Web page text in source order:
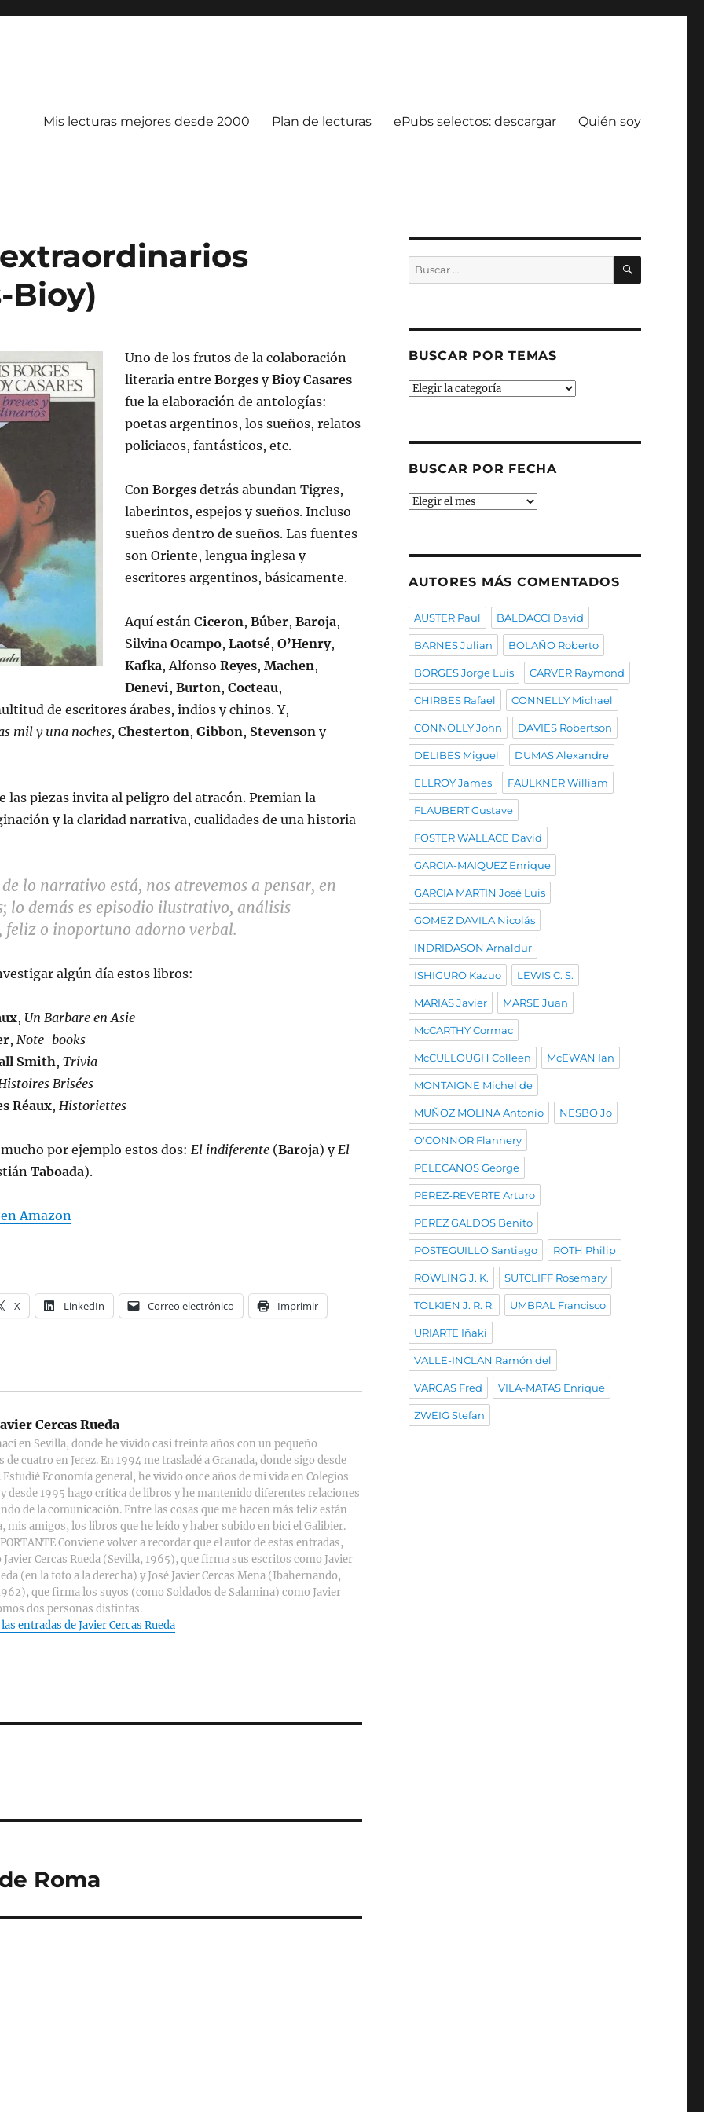
Mis lecturas mejores desde 2000 Plan de lecturas ePubs selectos: descargar Quién soy
Bioy)
Uno de los frutos de la colaboración
literaria entre BorgesyBioy Casares
fue la elaboración de antologías:
poetas argentinos, los sueños, relatos
policiacos, fantásticos, etc.
Con Borgesdetrás abundan Tigres,
laberintos, espejos y sueños. Incluso
sueños dentro de sueños. Las fuentes
son Oriente, lengua inglesa y
escritores argentinos, básicamente.
Aquí están Ciceron, Búber, Baroja,
Silvina Ocampo, Laotsé, O’Henry,
Kafka, Alfonso Reyes, Machen,
Denevi, Burton, Cocteau,
de escritores árabes, indios y chinos. Y,
mil y una noches, Chesterton, Gibbon, Stevensony
las piezas invita al peligro del atracón. Premian la
y la claridad narrativa, cualidades de una historia
lo narrativo está, nos atrevemos a pensar, en
lo demás es episodio ilustrativo, análisis
feliz o inoportuno adorno verbal.
algún día estos libros:
, Un Barbare en Asie
, Note-books
Smith, Trivia
Brisées
Réaux, Historiettes
por ejemplo estos dos: El indiferente(Baroja) yEl
Taboada).
Amazon
X LinkedIn Correo electrónico Imprimir
Cercas Rueda
en Sevilla, donde he vivido casi treinta años con un pequeño
de cuatro en Jerez. En 1994 me trasladé a Granada, donde sigo desde
Economía general, he vivido once años de mi vida en Colegios
desde 1995 hago crítica de libros y he mantenido diferentes relaciones
de la comunicación. Entre las cosas que me hacen más feliz están
mis amigos, los libros que he leído y haber subido en bici el Galibier.
Conviene volver a recordar que el autor de estas entradas,
Cercas Rueda (Sevilla, 1965), que firma sus escritos como Javier
(en la foto a la derecha) y José Javier Cercas Mena (Ibahernando,
que firma los suyos (como Soldados de Salamina) como Javier
dos personas distintas.
entradas de Javier Cercas Rueda
Roma
Buscar
por:
BUSCAR
BUSCAR POR TEMAS
Buscar
BUSCAR POR FECHA
Buscar
AUTORES MÁS COMENTADOS
AUSTER Paul BALDACCI David
BARNES Julian BOLAÑO Roberto
BORGES Jorge Luis CARVER Raymond
CHIRBES Rafael CONNELLY Michael
CONNOLLY John DAVIES Robertson
DELIBES Miguel DUMAS Alexandre
ELLROY James FAULKNER William
FLAUBERT Gustave
FOSTER WALLACE David
GARCIA-MAIQUEZ Enrique
GARCIA MARTIN José Luis
GOMEZ DAVILA Nicolás
INDRIDASON Arnaldur
ISHIGURO Kazuo LEWIS C. S.
MARIAS Javier MARSE Juan
McCARTHY Cormac
McCULLOUGH Colleen McEWAN Ian
MONTAIGNE Michel de
MUÑOZ MOLINA Antonio NESBO Jo
O'CONNOR Flannery
PELECANOS George
PEREZ-REVERTE Arturo
PEREZ GALDOS Benito
POSTEGUILLO Santiago ROTH Philip
ROWLING J. K. SUTCLIFF Rosemary
TOLKIEN J. R. R. UMBRAL Francisco
URIARTE Iñaki
VALLE-INCLAN Ramón del
VARGAS Fred VILA-MATAS Enrique
ZWEIG Stefan